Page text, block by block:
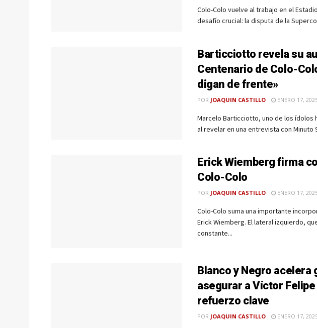
Colo-Colo vuelve al trabajo en el
desafío crucial: la disputa de la
Barticciotto revela su
Centenario de Colo-
digan de frente»
POR JOAQUIN CASTILLO ENERO 17,
Marcelo Barticciotto, uno de los ídolos
al revelar en una entrevista con Minuto
Erick Wiemberg firma
Colo-Colo
POR JOAQUIN CASTILLO ENERO 17,
Colo-Colo suma una importante
Erick Wiemberg. El lateral izquierdo,
constante...
Blanco y Negro acelera
asegurar a Víctor
refuerzo clave
POR JOAQUIN CASTILLO ENERO 17,